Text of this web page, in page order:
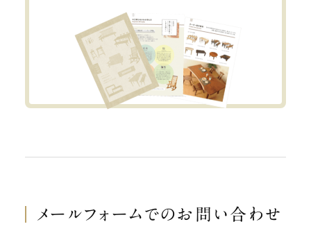
メールフォームでのお問い合わせ